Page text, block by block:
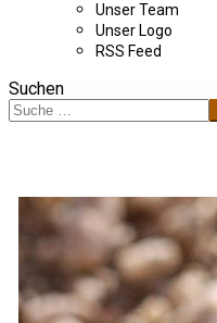
Unser Team
Unser Logo
RSS Feed
Suchen